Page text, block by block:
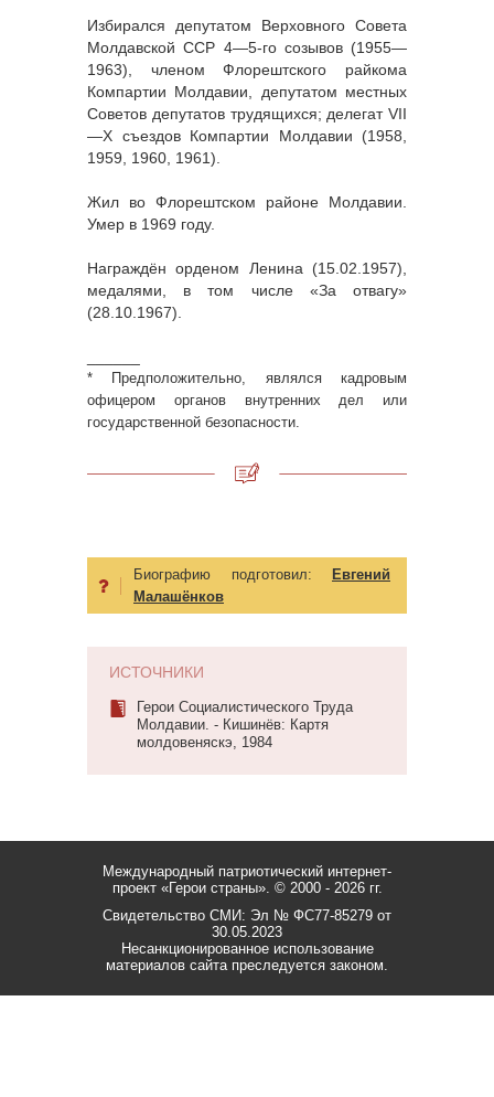
Избирался депутатом Верховного Совета
Молдавской ССР 4—5-го созывов (1955—
1963), членом Флорештского райкома
Компартии Молдавии, депутатом местных
Советов депутатов трудящихся; делегат VII
—X съездов Компартии Молдавии (1958,
1959, 1960, 1961).
Жил во Флорештском районе Молдавии.
Умер в 1969 году.
Награждён орденом Ленина (15.02.1957),
медалями, в том числе «За отвагу»
(28.10.1967).
* Предположительно, являлся кадровым
офицером органов внутренних дел или
государственной безопасности.
Биографию подготовил:
Евгений
Малашёнков
ИСТОЧНИКИ
Герои Социалистического Труда
Молдавии. - Кишинёв: Картя
молдовеняскэ, 1984
Международный патриотический интернет-
проект «Герои страны». © 2000 - 2026 гг.
Свидетельство СМИ: Эл № ФС77-85279 от
30.05.2023
Несанкционированное использование
материалов сайта преследуется законом.